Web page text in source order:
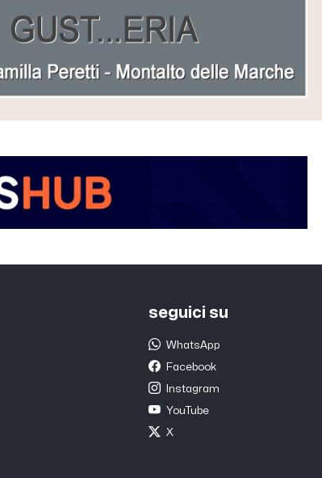
seguici su
WhatsApp
Facebook
Instagram
YouTube
X